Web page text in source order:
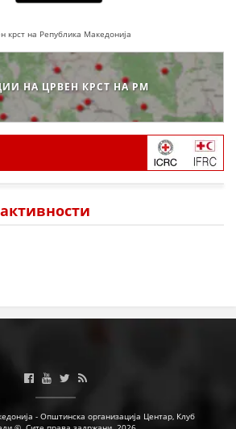
крст на Република Македонија
НА ЦРВЕН КРСТ НА РМ
- Општинска организација Центар, Клуб